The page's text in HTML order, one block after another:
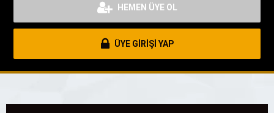
HEMEN ÜYE OL
ÜYE GİRİŞİ YAP